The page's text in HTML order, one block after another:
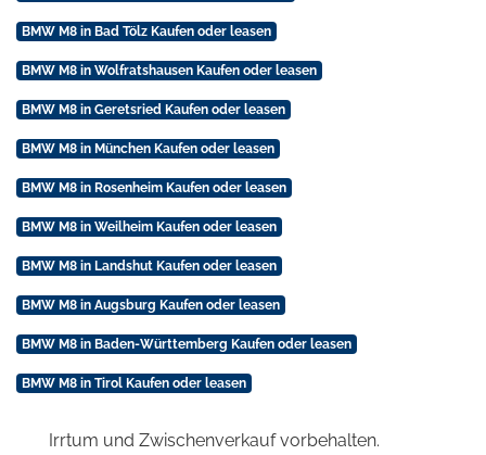
BMW M8 in Bad Tölz Kaufen oder leasen
BMW M8 in Wolfratshausen Kaufen oder leasen
BMW M8 in Geretsried Kaufen oder leasen
BMW M8 in München Kaufen oder leasen
BMW M8 in Rosenheim Kaufen oder leasen
BMW M8 in Weilheim Kaufen oder leasen
BMW M8 in Landshut Kaufen oder leasen
BMW M8 in Augsburg Kaufen oder leasen
BMW M8 in Baden-Württemberg Kaufen oder leasen
BMW M8 in Tirol Kaufen oder leasen
Irrtum und Zwischenverkauf vorbehalten.